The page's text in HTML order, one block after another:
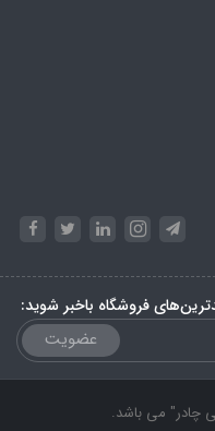
فروشگاه باخبر شوید:
عضویت
چادر" می باشد.